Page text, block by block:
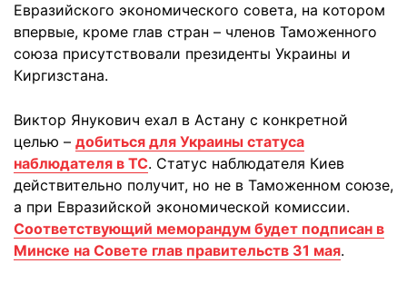
Евразийского экономического совета, на котором
впервые, кроме глав стран – членов Таможенного
союза присутствовали президенты Украины и
Киргизстана.
Виктор Янукович ехал в Астану с конкретной
целью – добиться для Украины статуса
наблюдателя в ТС. Статус наблюдателя Киев
действительно получит, но не в Таможенном союзе,
а при Евразийской экономической комиссии.
Соответствующий меморандум будет подписан в
Минске на Совете глав правительств 31 мая.